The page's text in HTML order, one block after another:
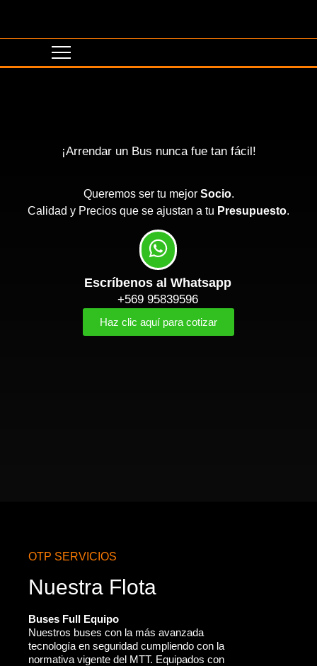
¡Arrendar un Bus nunca fue tan fácil!
Queremos ser tu mejor Socio.
Calidad y Precios que se ajustan a tu Presupuesto.
Escríbenos al Whatsapp
+569 95839596
Haz clic aquí para cotizar
OTP SERVICIOS
Nuestra Flota
Buses Full Equipo
Nuestros buses con la más avanzada
tecnología en seguridad cumpliendo con la
normativa vigente del MTT. Equipados con